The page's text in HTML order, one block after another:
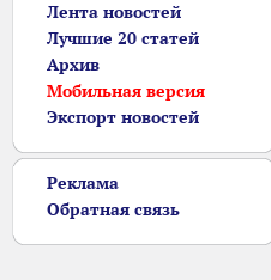
Лента новостей
Лучшие 20 статей
Архив
Мобильная версия
Экспорт новостей
Реклама
Обратная связь